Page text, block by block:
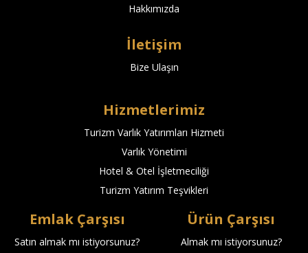
Hakkımızda
İletişim
Bize Ulaşın
Hizmetlerimiz
Turizm Varlık Yatırımları Hizmeti
Varlık Yönetimi
Hotel & Otel İşletmeciliği
Turizm Yatırım Teşvikleri
Emlak Çarşısı
Satın almak mı istiyorsunuz?
Ürün Çarşısı
Almak mı istiyorsunuz?